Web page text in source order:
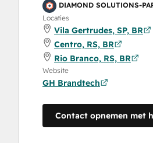
DIAMOND SOLUTIONS-
Locaties
Vila Gertrudes, SP, BR
Centro, RS, BR
Rio Branco, RS, BR
Website
GH Brandtech
Contact opnemen met